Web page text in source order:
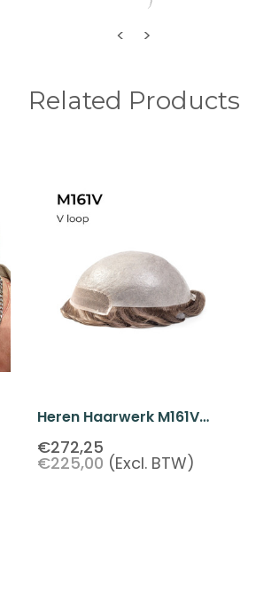
< >
Related Products
Heren Haarwerk M161V
Poly Skin V-Loop
Wegwerpbaar
€272,25
€225,00 (Excl. BTW)